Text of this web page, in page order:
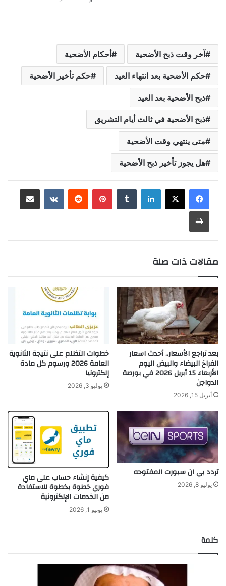
آخر وقت ذبح الأضحية أحكام الأضحية
حكم الأضحية بعد انتهاء العيد حكم تأخير الأضحية
ذبح الأضحية بعد العيد
ذبح الأضحية في ثالث أيام التشريق
متى ينتهي وقت الأضحية
هل يجوز تأخير ذبح الأضحية
لينكدإن بينتيريست مشاركة عبر البريد
طباعة
مقالات ذات صلة
بعد تراجع الأسعار.. أحدث اسعار
الفراخ البيضاء والبيض اليوم
الأربعاء 15 أبريل 2026 في بورصة
الدواجن
أبريل 15, 2026
خطوات التظلم على نتيجة الثانوية
العامة 2026 ورسوم كل مادة
إلكترونيا
يوليو 3, 2026
تردد بي ان سبورت المفتوحه
يوليو 8, 2026
كيفية إنشاء حساب على ماي
فوري خطوة بخطوة للاستفادة
من الخدمات الإلكترونية
يونيو 1, 2026
كلمة